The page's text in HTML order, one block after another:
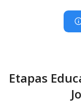
Etapas